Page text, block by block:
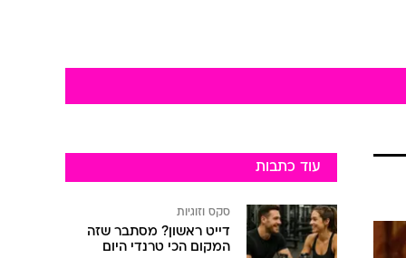
עוד כתבות
סקס וזוגיות
דייט ראשון? מסתבר שזה
המקום הכי טרנדי היום